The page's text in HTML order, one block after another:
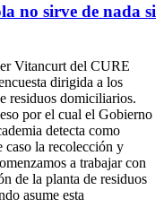
no sirve de nada si
Vitancurt del CURE
dirigida a los
residuos domiciliarios.
por el cual el Gobierno
detecta como
caso la recolección y
a trabajar con
de la planta de residuos
asume esta